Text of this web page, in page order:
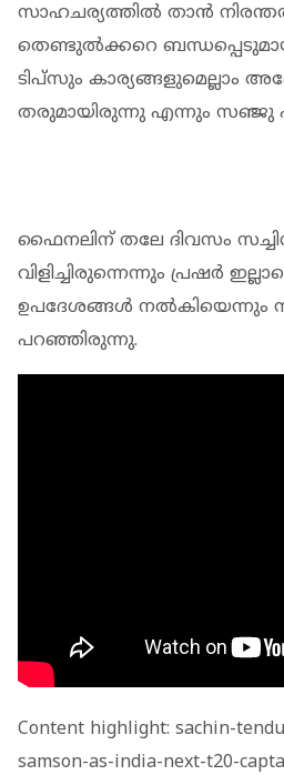
സാഹചര്യത്തിൽ താൻ
തെണ്ടുൽക്കറെ
ടിപ്സും കാര്യങ്ങളുമെല്ലാം
തരുമായിരുന്നു എന്നും സഞ്ജു
ഫൈനലിന് തലേ ദിവസം
വിളിച്ചിരുന്നെന്നും പ്രഷർ
ഉപദേശങ്ങൾ
പറഞ്ഞിരുന്നു.
Content highlight: sachin-
samson-as-india-next-t20-